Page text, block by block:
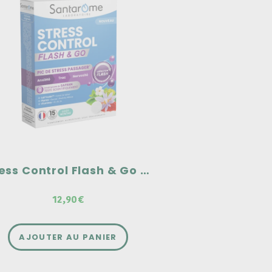
Stress Control Flash & Go - 15 comprimés
12,90€
Control Flash & Go -
15 comprimés
flash
de stress passager
Trac, Nervosité
AJOUTER AU PANIER